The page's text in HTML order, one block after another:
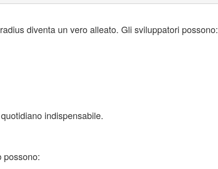
diventa un vero alleato. Gli sviluppatori possono:
indispensabile.
possono: